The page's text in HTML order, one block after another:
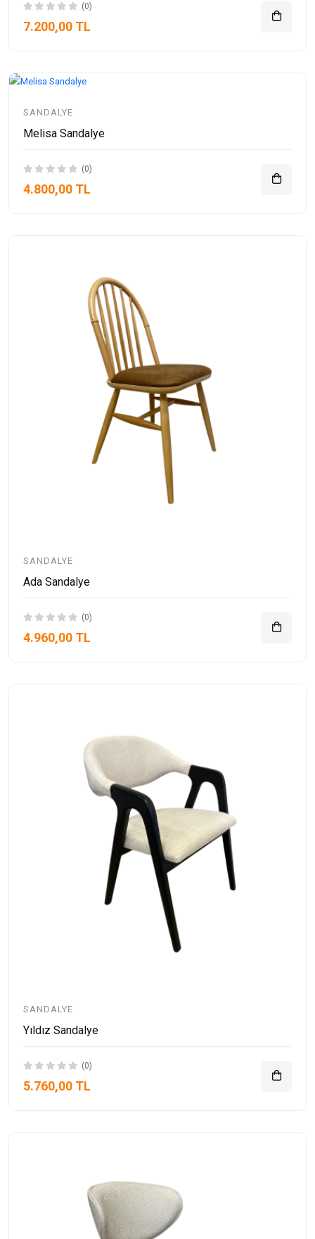
(0)
7.200,00 TL
SANDALYE
Melisa Sandalye
(0)
4.800,00 TL
SANDALYE
Ada Sandalye
(0)
4.960,00 TL
SANDALYE
Yıldız Sandalye
(0)
5.760,00 TL